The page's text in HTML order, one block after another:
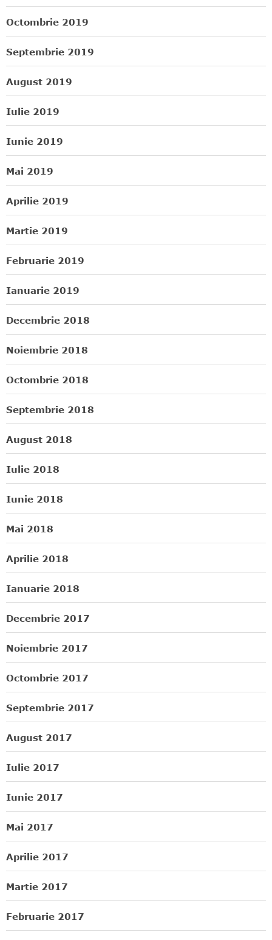
Octombrie 2019
Septembrie 2019
August 2019
Iulie 2019
Iunie 2019
Mai 2019
Aprilie 2019
Martie 2019
Februarie 2019
Ianuarie 2019
Decembrie 2018
Noiembrie 2018
Octombrie 2018
Septembrie 2018
August 2018
Iulie 2018
Iunie 2018
Mai 2018
Aprilie 2018
Ianuarie 2018
Decembrie 2017
Noiembrie 2017
Octombrie 2017
Septembrie 2017
August 2017
Iulie 2017
Iunie 2017
Mai 2017
Aprilie 2017
Martie 2017
Februarie 2017